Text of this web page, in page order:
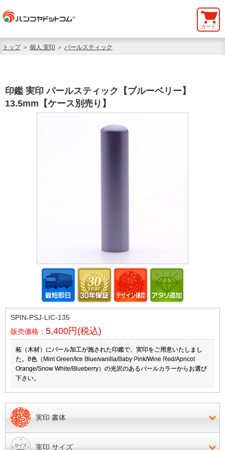
カート
トップ＞ 個人 実印 ＞ パールスティック
印鑑 実印 パールスティック【ブルーベリー】
13.5mm【ケース別売り】
SPIN-PSJ-LIC-135
販売価格： 5,400円(税込)
柘（木材）にパール加工が施された印鑑で、実印をご用意いたしまし
た。8色（Mint Green/Ice Blue/vanilla/Baby Pink/Wine Red/Apricot
Orange/Snow White/Blueberry）の光沢のあるパールカラーからお選び
下さい。
実印 書体
実印 サイズ